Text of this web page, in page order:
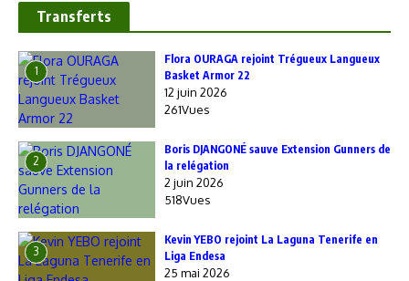
Transferts
1
Flora OURAGA rejoint Trégueux Langueux
Basket Armor 22
12 juin 2026
261Vues
2
Boris DJANGONÉ sauve Extension Gunners de
la relégation
2 juin 2026
518Vues
3
Kevin YEBO rejoint La Laguna Tenerife en
Liga Endesa
25 mai 2026